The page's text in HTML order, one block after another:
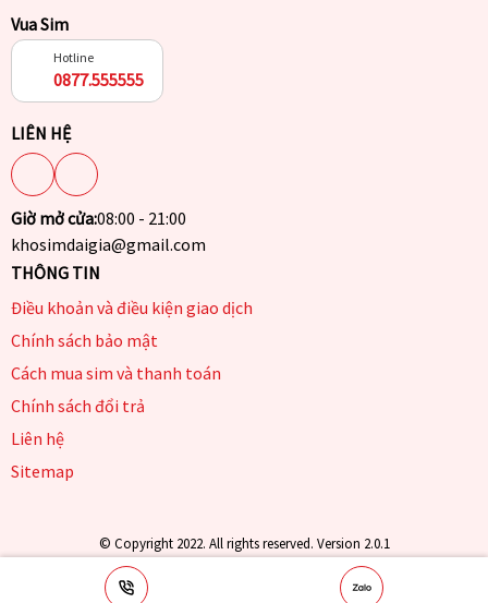
Vua Sim
Hotline
0877.555555
LIÊN HỆ
Giờ mở cửa:08:00 - 21:00
khosimdaigia@gmail.com
THÔNG TIN
Điều khoản và điều kiện giao dịch
Chính sách bảo mật
Cách mua sim và thanh toán
Chính sách đổi trả
Liên hệ
Sitemap
© Copyright 2022. All rights reserved. Version 2.0.1